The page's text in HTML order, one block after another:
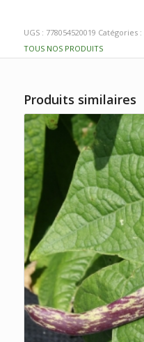
UGS : 778054520019 Catégories :
TOUS NOS PRODUITS
Produits similaires